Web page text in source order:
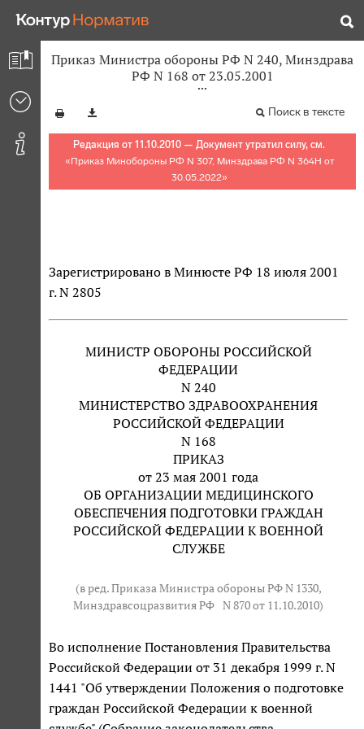
Приказ Министра обороны РФ N 240, Минздрава
РФ N 168 от 23.05.2001
Поиск в тексте
Редакция от 11.10.2010 — Документ утратил силу, см.
«Приказ Минобороны РФ N 307, Минздрава РФ N 364Н от
30.05.2022»
Зарегистрировано в Минюсте РФ 18 июля 2001
г. N 2805
МИНИСТР ОБОРОНЫ РОССИЙСКОЙ
ФЕДЕРАЦИИ
N 240
МИНИСТЕРСТВО ЗДРАВООХРАНЕНИЯ
РОССИЙСКОЙ ФЕДЕРАЦИИ
N 168
ПРИКАЗ
от 23 мая 2001 года
ОБ ОРГАНИЗАЦИИ МЕДИЦИНСКОГО
ОБЕСПЕЧЕНИЯ ПОДГОТОВКИ ГРАЖДАН
РОССИЙСКОЙ ФЕДЕРАЦИИ К ВОЕННОЙ
СЛУЖБЕ
(в ред. Приказа Министра обороны РФ N 1330,
Минздравсоцразвития РФ N 870 от 11.10.2010)
Во исполнение Постановления Правительства
Российской Федерации от 31 декабря 1999 г. N
1441 "Об утверждении Положения о подготовке
граждан Российской Федерации к военной